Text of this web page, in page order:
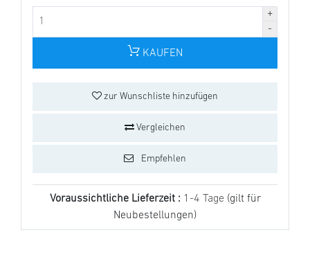
KAUFEN
zur Wunschliste hinzufügen
Vergleichen
Empfehlen
Voraussichtliche Lieferzeit : 1-4 Tage (gilt für
Neubestellungen)